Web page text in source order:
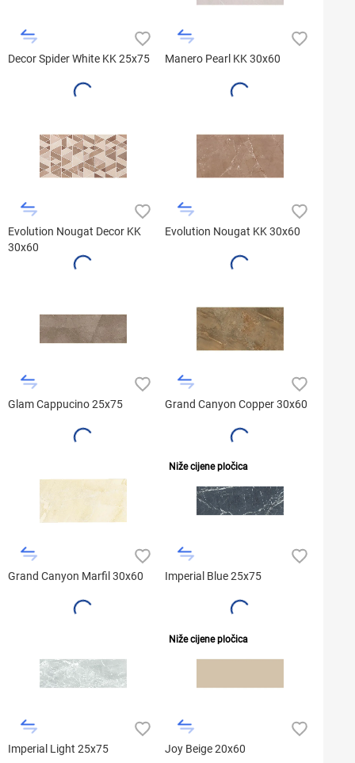
Decor Spider White KK 25x75 Manero Pearl KK 30x60
Evolution Nougat Decor KK
30x60
Evolution Nougat KK 30x60
Glam Cappucino 25x75 Grand Canyon Copper 30x60
Grand Canyon Marfil 30x60
Niže cijene pločica
Imperial Blue 25x75
Imperial Light 25x75
Niže cijene pločica
Joy Beige 20x60